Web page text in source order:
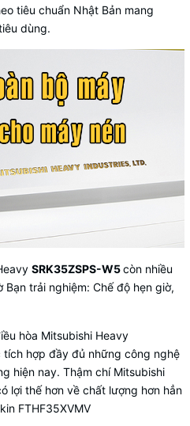
tiêu chuẩn Nhật Bản mang
dùng.
SRK35ZSPS-W5còn nhiều
trải nghiệm: Chế độ hẹn giờ,
hòa Mitsubishi Heavy
tích hợp đầy đủ những công nghệ
hiện nay. Thậm chí Mitsubishi
lợi thế hơn về chất lượng hơn hẳn
FTHF35XVMV